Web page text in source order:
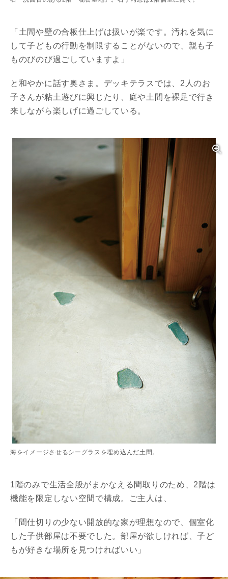
「土間や壁の合板仕上げは扱いが楽です。汚れを気に
して子どもの行動を制限することがないので、親も子
ものびのび過ごしていますよ」
と和やかに話す奥さま。デッキテラスでは、2人のお
子さんが粘土遊びに興じたり、庭や土間を裸足で行き
来しながら楽しげに過ごしている。
海をイメージさせるシーグラスを埋め込んだ土間。
1階のみで生活全般がまかなえる間取りのため、2階は
機能を限定しない空間で構成。ご主人は、
「間仕切りの少ない開放的な家が理想なので、個室化
した子供部屋は不要でした。部屋が欲しければ、子ど
もが好きな場所を見つければいい」